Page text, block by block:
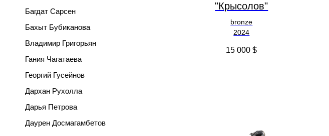
Багдат Сарсен
Бахыт Бубиканова
Владимир Григорьян
Гания Чагатаева
Георгий Гусейнов
Дархан Рухолла
Дарья Петрова
Даурен Досмагамбетов
"Крысолов"
bronze
2024
15 000 $